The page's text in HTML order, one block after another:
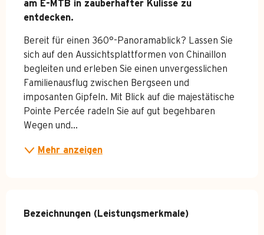
am E-MTB in zauberhafter Kulisse zu
entdecken.
Bereit für einen 360°-Panoramablick? Lassen Sie
sich auf den Aussichtsplattformen von Chinaillon
begleiten und erleben Sie einen unvergesslichen
Familienausflug zwischen Bergseen und
imposanten Gipfeln. Mit Blick auf die majestätische
Pointe Percée radeln Sie auf gut begehbaren
Wegen und...
Mehr anzeigen
Leistungensmöglichkeiten
Bezeichnungen (Leistungsmerkmale)
Bezeichnungen (Leistungsmerkmale)